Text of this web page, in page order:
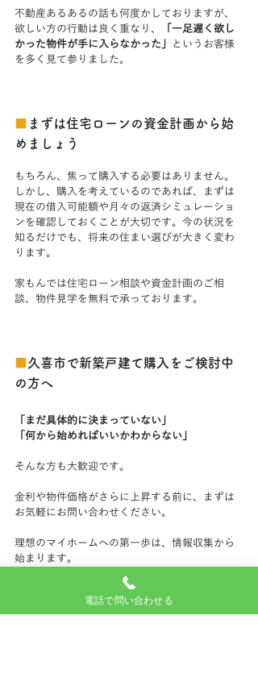
不動産あるあるの話も何度かしておりますが、
欲しい方の行動は良く重なり、
「一足遅く欲し
かった物件が手に入らなかった」
というお客様
を多く見て参りました。
■ まずは住宅ローンの資金計画から始
めましょう
もちろん、焦って購入する必要はありません。
しかし、購入を考えているのであれば、まずは
現在の借入可能額や月々の返済シミュレーショ
ンを確認しておくことが大切です。今の状況を
知るだけでも、将来の住まい選びが大きく変わ
ります。
家もんでは住宅ローン相談や資金計画のご相
談、物件見学を無料で承っております。
■久喜市で新築戸建て購入をご検討中
の方へ
「まだ具体的に決まっていない」
「何から始めればいいかわからない」
そんな方も大歓迎です。
金利や物件価格がさらに上昇する前に、まずは
お気軽にお問い合わせください。
理想のマイホームへの第一歩は、情報収集から
始まります。
家もんに相談してみる
電話で問い合わせる